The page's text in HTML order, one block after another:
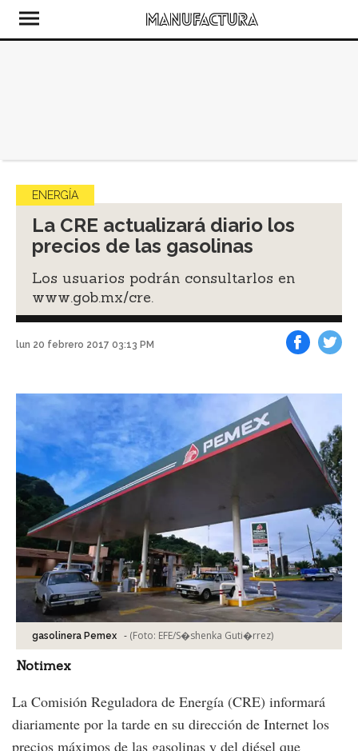
ENERGÍA
La CRE actualizará diario los
precios de las gasolinas
Los usuarios podrán consultarlos en
www.gob.mx/cre.
lun 20 febrero 2017 03:13 PM
gasolinera Pemex - (Foto: EFE/S�shenka Guti�rrez)
Notimex
La Comisión Reguladora de Energía (CRE) informará
diariamente por la tarde en su dirección de Internet los
precios máximos de las gasolinas y del diésel que